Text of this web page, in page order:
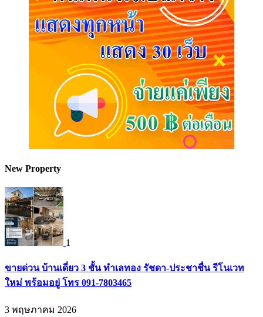
New Property
1
ขายด่วน บ้านเดี่ยว 3 ชั้น ทำเลทอง รัชดา-ประชาชื่น รีโนเวท
ใหม่ พร้อมอยู่ โทร 091-7803465
3 พฤษภาคม 2026